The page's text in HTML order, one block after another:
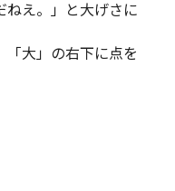
ねえ。」と大げさに
「大」の右下に点を